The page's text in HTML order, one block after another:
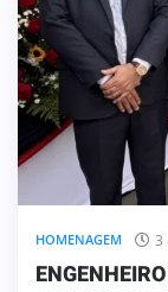
HOMENAGEM 3